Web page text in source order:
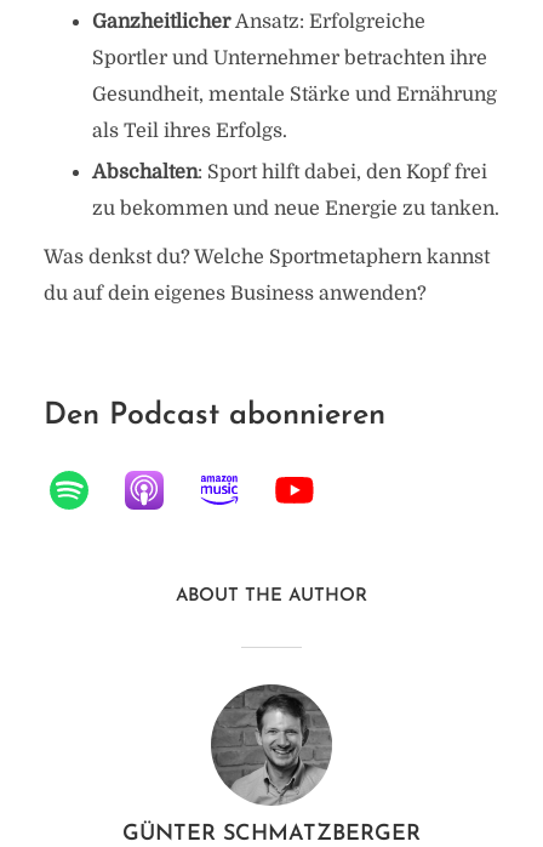
GanzheitlicherAnsatz: Erfolgreiche
Sportler und Unternehmer betrachten ihre
Gesundheit, mentale Stärke und Ernährung
als Teil ihres Erfolgs.
Abschalten: Sport hilft dabei, den Kopf frei
zu bekommen und neue Energie zu tanken.
Was denkst du? Welche Sportmetaphern kannst
du auf dein eigenes Business anwenden?
Den Podcast abonnieren
ABOUT THE AUTHOR
GÜNTER SCHMATZBERGER